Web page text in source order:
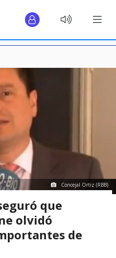
Concejal Ortiz (RBB)
que
olvidó
de